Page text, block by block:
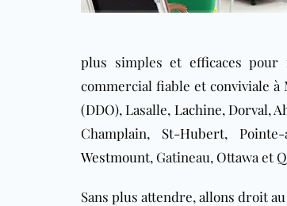
plus simples et efficaces pour
commercial fiable et conviviale à
(DDO), Lasalle, Lachine, Dorval,
Champlain, St-Hubert, Pointe-
Westmount, Gatineau, Ottawa et
Sans plus attendre, allons droit